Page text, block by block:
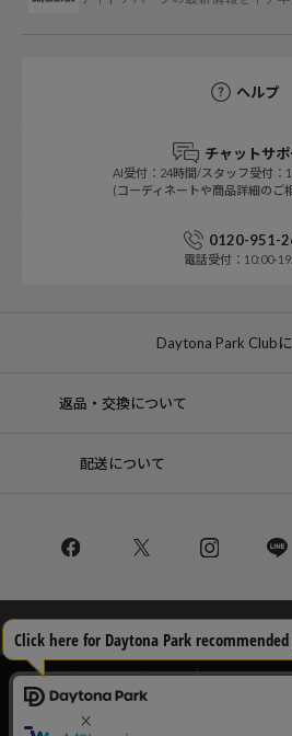
ヘルプ
チャットサポ
AI受付：24時間/スタッフ受付：
(コーディネートや商品詳細のご
0120-951-
電話受付：10:00-
Daytona Park Club
返品・交換について
配送について
コーポレートサイト リクルート
サ
プライバシーポリシー
特定商取引法
当サイトでは利用体験の向上およびコンテン
の分析を目的としてCookieを使用しています。